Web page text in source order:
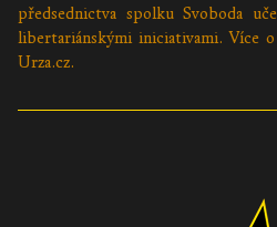
předsednictva spolku Svoboda
libertariánskými iniciativami. Více
Urza.cz.